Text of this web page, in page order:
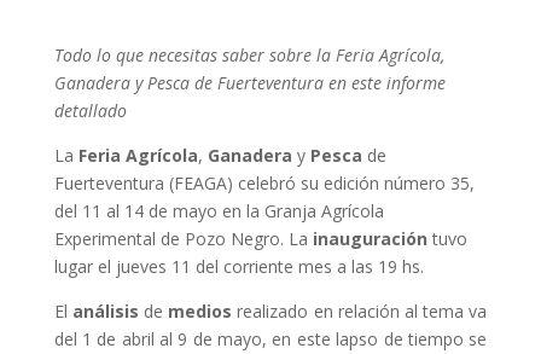
Todo lo que necesitas saber sobre la Feria Agrícola,
Ganadera y Pesca de Fuerteventura en este informe
detallado
La Feria Agrícola, Ganadera y Pesca de
Fuerteventura (FEAGA) celebró su edición número 35,
del 11 al 14 de mayo en la Granja Agrícola
Experimental de Pozo Negro. La inauguración tuvo
lugar el jueves 11 del corriente mes a las 19 hs.
El análisis de medios realizado en relación al tema va
del 1 de abril al 9 de mayo, en este lapso de tiempo se